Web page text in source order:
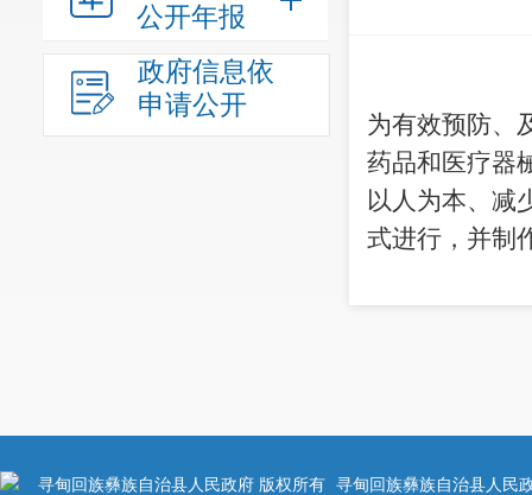
公开年报
政府信息依
申请公开
为有效预防、
药品和医疗器
以人为本、减
式进行，并制
寻甸回族彝族自治县人民政府 版权所有 寻甸回族彝族自治县人民